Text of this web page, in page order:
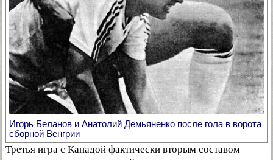
Игорь Беланов и Анатолий Демьяненко после гола в ворота
сборной Венгрии
Третья игра с Канадой фактически вторым составом